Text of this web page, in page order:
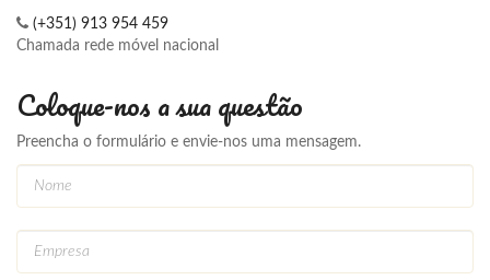
(+351) 913 954 459
Chamada rede móvel nacional
Coloque-nos a sua questão
Preencha o formulário e envie-nos uma mensagem.